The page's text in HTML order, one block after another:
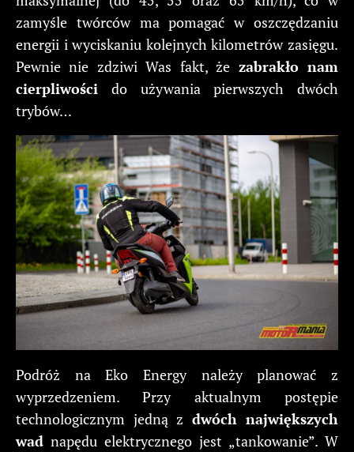
zamyśle twórców ma pomagać w oszczędzaniu
energii i wyciskaniu kolejnych kilometrów zasięgu.
Pewnie nie zdziwi Was fakt, że zabrakło nam
cierpliwości do używania pierwszych dwóch
trybów…
Podróż na Eko Energy należy planować z
wyprzedzeniem. Przy aktualnym postępie
technologicznym jedną z dwóch największych
wad napędu elektrycznego jest „tankowanie”. W